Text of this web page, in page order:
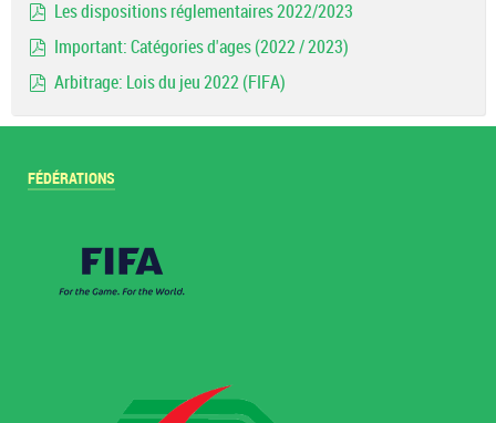
Les dispositions réglementaires 2022/2023
Important: Catégories d'ages (2022 / 2023)
Arbitrage: Lois du jeu 2022 (FIFA)
FÉDÉRATIONS